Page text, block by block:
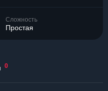
Сложность
Простая
0